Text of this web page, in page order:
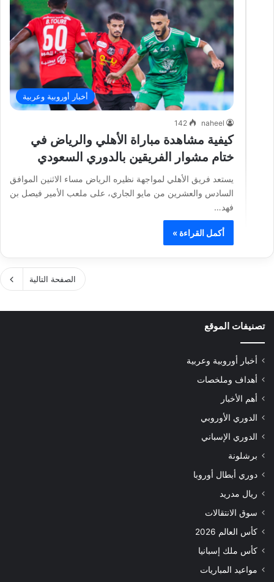
أخبار أوروبية وعربية
naheel
142
كيفية مشاهدة مباراة الأهلي والرياض في
ختام مشوار الفريقين بالدوري السعودي
يستعد فريق الأهلي لمواجهة نظيره الرياض مساء الاثنين الموافق
السادس والعشرين من مايو الجاري، على ملعب الأمير فيصل بن
فهد…
أكمل القراءة »
الصفحة التالية
تصنيفات الموقع
أخبار أوروبية وعربية
أهداف وملخصات
أهم الأخبار
الدوري الأوروبي
الدوري الإسباني
برشلونة
دوري أبطال أوروبا
ريال مدريد
سوق الانتقالات
كأس العالم 2026
كأس ملك إسبانيا
مواعيد المباريات